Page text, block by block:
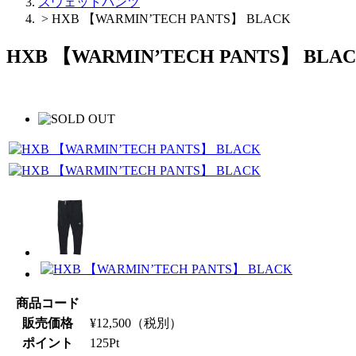
> HXB 【WARMIN’TECH PANTS】 BLACK
HXB 【WARMIN’TECH PANTS】
商品コード
販売価格
¥12,500 （税別）
ポイント
125Pt